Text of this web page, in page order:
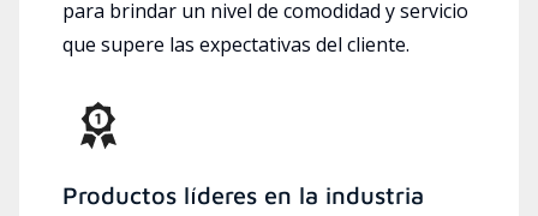
para brindar un nivel de comodidad y servicio
que supere las expectativas del cliente.
Productos líderes en la industria